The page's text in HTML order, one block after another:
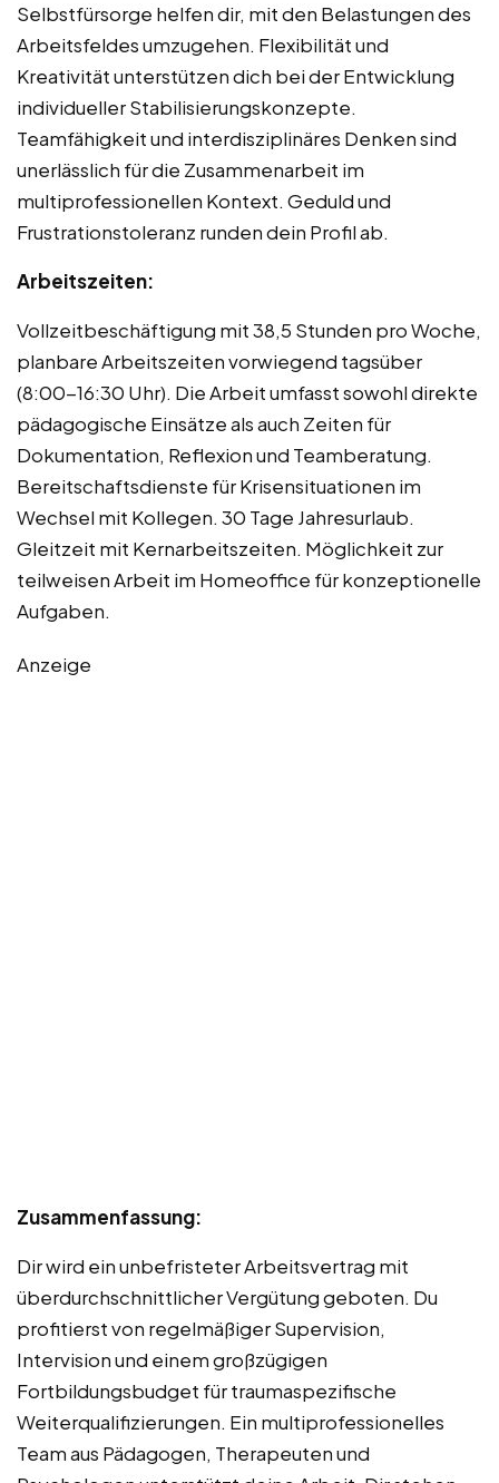
Selbstfürsorge helfen dir, mit den Belastungen des
Arbeitsfeldes umzugehen. Flexibilität und
Kreativität unterstützen dich bei der Entwicklung
individueller Stabilisierungskonzepte.
Teamfähigkeit und interdisziplinäres Denken sind
unerlässlich für die Zusammenarbeit im
multiprofessionellen Kontext. Geduld und
Frustrationstoleranz runden dein Profil ab.
Arbeitszeiten:
Vollzeitbeschäftigung mit 38,5 Stunden pro Woche,
planbare Arbeitszeiten vorwiegend tagsüber
(8:00-16:30 Uhr). Die Arbeit umfasst sowohl direkte
pädagogische Einsätze als auch Zeiten für
Dokumentation, Reflexion und Teamberatung.
Bereitschaftsdienste für Krisensituationen im
Wechsel mit Kollegen. 30 Tage Jahresurlaub.
Gleitzeit mit Kernarbeitszeiten. Möglichkeit zur
teilweisen Arbeit im Homeoffice für konzeptionelle
Aufgaben.
Anzeige
Zusammenfassung:
Dir wird ein unbefristeter Arbeitsvertrag mit
überdurchschnittlicher Vergütung geboten. Du
profitierst von regelmäßiger Supervision,
Intervision und einem großzügigen
Fortbildungsbudget für traumaspezifische
Weiterqualifizierungen. Ein multiprofessionelles
Team aus Pädagogen, Therapeuten und